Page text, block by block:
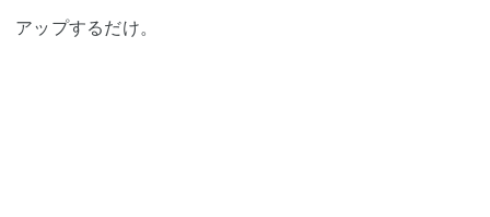
アップするだけ。